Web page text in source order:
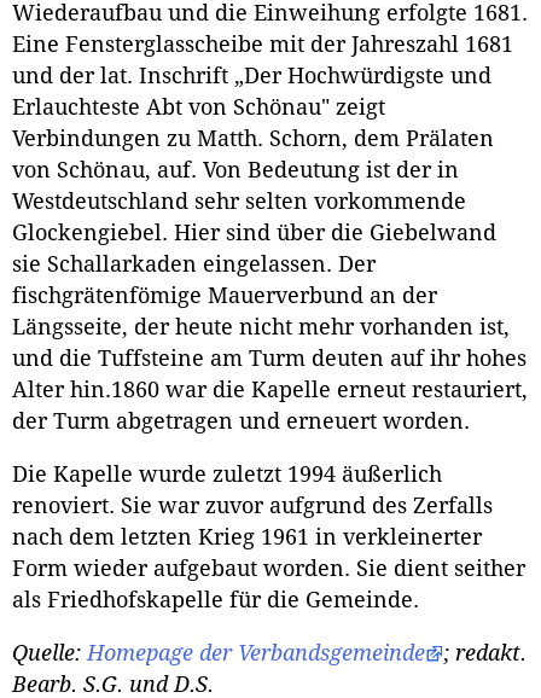
Wiederaufbau und die Einweihung erfolgte 1681.
Eine Fensterglasscheibe mit der Jahreszahl 1681
und der lat. Inschrift „Der Hochwürdigste und
Erlauchteste Abt von Schönau" zeigt
Verbindungen zu Matth. Schorn, dem Prälaten
von Schönau, auf. Von Bedeutung ist der in
Westdeutschland sehr selten vorkommende
Glockengiebel. Hier sind über die Giebelwand
sie Schallarkaden eingelassen. Der
fischgrätenfömige Mauerverbund an der
Längsseite, der heute nicht mehr vorhanden ist,
und die Tuffsteine am Turm deuten auf ihr hohes
Alter hin.1860 war die Kapelle erneut restauriert,
der Turm abgetragen und erneuert worden.
Die Kapelle wurde zuletzt 1994 äußerlich
renoviert. Sie war zuvor aufgrund des Zerfalls
nach dem letzten Krieg 1961 in verkleinerter
Form wieder aufgebaut worden. Sie dient seither
als Friedhofskapelle für die Gemeinde.
Quelle: Homepage der Verbandsgemeinde
; redakt.
Bearb. S.G. und D.S.